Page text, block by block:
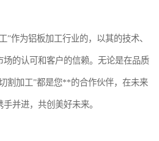
”作为铝板加工行业的，以其的技术、
的认可和客户的信赖。无论是在品质
割加工”都是您**的合作伙伴，在未来
并进，共创美好未来。